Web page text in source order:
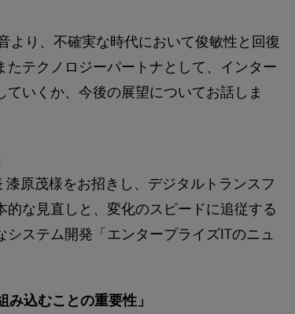
より、不確実な時代において俊敏性と回復
テクノロジーパートナとして、インター
いくか、今後の展望についてお話しま
原茂様をお招きし、デジタルトランスフ
な見直しと、変化のスピードに追従する
ステム開発「エンタープライズITのニュ
込むことの重要性」